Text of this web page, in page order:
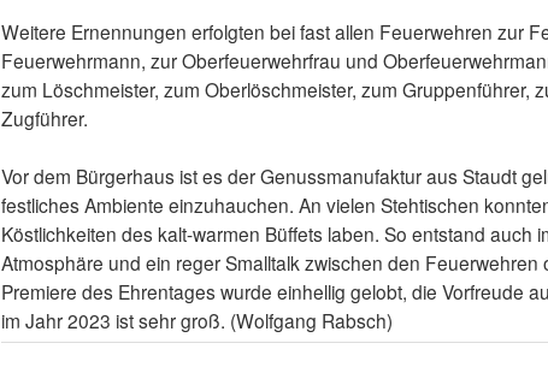
Weitere Ernennungen erfolgten bei fast allen Feuerwehren zur
Feuerwehrmann, zur Oberfeuerwehrfrau und
zum Löschmeister, zum Oberlöschmeister, zum Gruppenführer,
Zugführer.
Vor dem Bürgerhaus ist es der Genussmanufaktur aus Staudt
festliches Ambiente einzuhauchen. An vielen Stehtischen
Köstlichkeiten des kalt-warmen Büffets laben. So entstand auch
Atmosphäre und ein reger Smalltalk zwischen den
Premiere des Ehrentages wurde einhellig gelobt, die Vorfreude
im Jahr 2023 ist sehr groß. (Wolfgang Rabsch)